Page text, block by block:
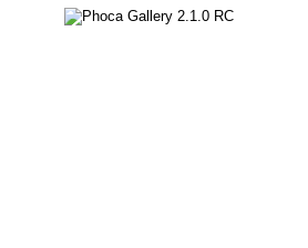
2.1.0 RC